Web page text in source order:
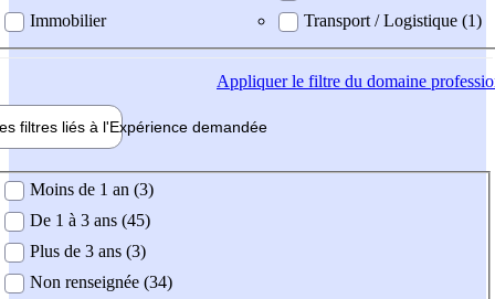
Immobilier
Transport / Logistique (1)
Appliquerle filtre du domaine
filtres liés à l'Expérience demandée
demandée
Moins de 1 an (3)
De 1 à 3 ans (45)
Plus de 3 ans (3)
Non renseignée (34)